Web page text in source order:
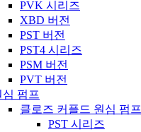
PVK 시리즈
XBD 버전
PST 버전
PST4 시리즈
PSM 버전
PVT 버전
심 펌프
클로즈 커플드 원심 펌프
PST 시리즈